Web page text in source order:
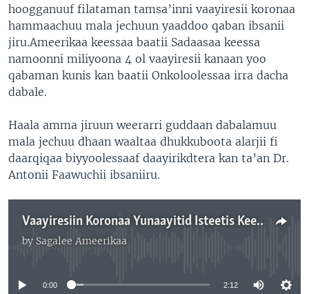
hoogganuuf filataman tamsa’inni vaayiresii koronaa
hammaachuu mala jechuun yaaddoo qaban ibsanii
jiru.Ameerikaa keessaa baatii Sadaasaa keessa
namoonni miliyoona 4 ol vaayiresii kanaan yoo
qabaman kunis kan baatii Onkoloolessaa irra dacha
dabale.
Haala amma jiruun weerarri guddaan dabalamuu
mala jechuu dhaan waaltaa dhukkuboota alarjii fi
daarqiqaa biyyoolessaaf daayirikdtera kan ta’an Dr.
Antonii Faawuchii ibsaniiru.
Vaayiresiin Koronaa Yunaayitid Isteetis Keessatti Heddummaataa Adeemuun Angawoonni Uggura Sochii Haaraa Akka Labsan Dirqisiise
by Sagalee Ameerikaa
No media source currently available
0:00 2:12